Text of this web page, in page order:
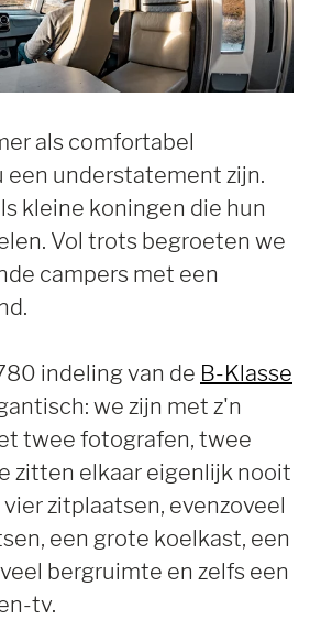
als comfortabel
een understatement zijn.
kleine koningen die hun
Vol trots begroeten we
campers met een
indeling van de B-Klasse
we zijn met z'n
twee fotografen, twee
zitten elkaar eigenlijk nooit
vier zitplaatsen, evenzoveel
een grote koelkast, een
bergruimte en zelfs een
tv.